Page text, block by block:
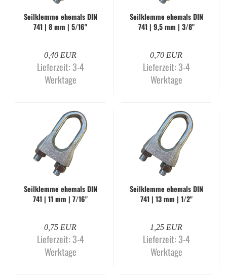
Seil­klem­me ehe­mals DIN
741 | 8 mm | 5/16"
0,40 EUR
Lieferzeit:3-4
Werktage
Seil­klem­me ehe­mals DIN
741 | 9,5 mm | 3/8"
0,70 EUR
Lieferzeit:3-4
Werktage
Seil­klem­me ehe­mals DIN
741 | 11 mm | 7/16"
0,75 EUR
Lieferzeit:3-4
Werktage
Seil­klem­me ehe­mals DIN
741 | 13 mm | 1/2"
1,25 EUR
Lieferzeit:3-4
Werktage